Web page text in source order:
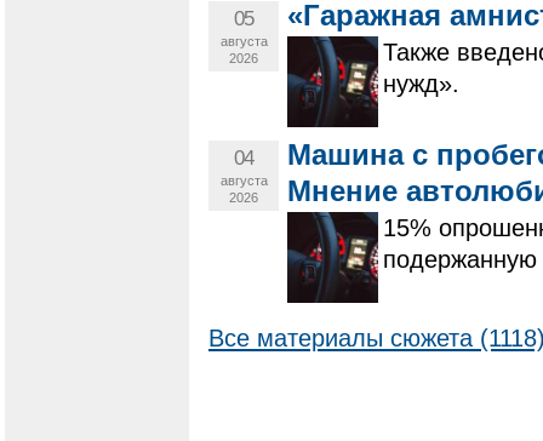
05
августа
2026
«Гаражная
Также
нужд».
04
августа
2026
Машина с
Мнение
15%
Все материалы сюжета